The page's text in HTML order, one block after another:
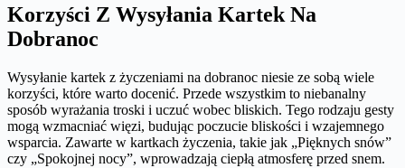
Korzyści Z Wysyłania Kartek Na
Dobranoc
Wysyłanie kartek z życzeniami na dobranoc niesie ze sobą wiele
korzyści, które warto docenić. Przede wszystkim to niebanalny
sposób wyrażania troski i uczuć wobec bliskich. Tego rodzaju gesty
mogą wzmacniać więzi, budując poczucie bliskości i wzajemnego
wsparcia. Zawarte w kartkach życzenia, takie jak „Pięknych snów”
czy „Spokojnej nocy”, wprowadzają ciepłą atmosferę przed snem.